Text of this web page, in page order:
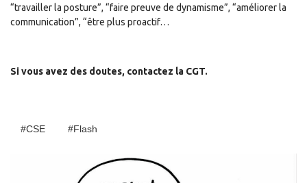
“travailler la posture”, “faire preuve de dynamisme”, “améliorer la
communication”, “être plus proactif…
Si vous avez des doutes, contactez la CGT.
#CSE #Flash